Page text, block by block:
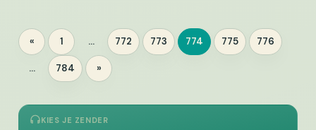
Berichten
paginering
« Pagina
1 … Pagina
772 Pagina
773 Pagina
774 Pagina
775 Pagina
776
… Pagina
784 »
KIES JE ZENDER